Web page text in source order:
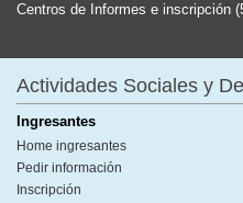
Centros de Informes e inscripción
Actividades Sociales y
Ingresantes
Home ingresantes
Pedir información
Inscripción